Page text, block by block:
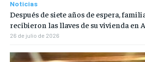
Noticias
Después de siete años de espera,
recibieron las llaves de su vivienda en
26 de julio de 2026